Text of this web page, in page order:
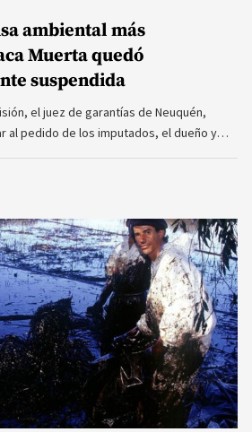
ambiental más
Muerta quedó
suspendida
el juez de garantías de Neuquén,
al pedido de los imputados, el dueño y…